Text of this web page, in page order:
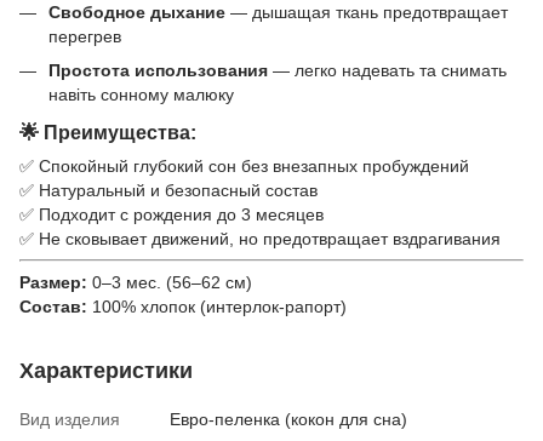
Свободное дыхание — дышащая ткань предотвращает
перегрев
Простота использования — легко надевать та снимать
навіть сонному малюку
🌟 Преимущества:
✅ Спокойный глубокий сон без внезапных пробуждений
✅ Натуральный и безопасный состав
✅ Подходит с рождения до 3 месяцев
✅ Не сковывает движений, но предотвращает вздрагивания
Размер: 0–3 мес. (56–62 см)
Состав: 100% хлопок (интерлок-рапорт)
Характеристики
Вид изделия
Евро-пеленка (кокон для сна)